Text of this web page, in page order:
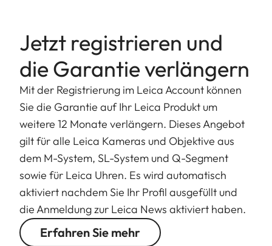
Jetzt registrieren und
die Garantie verlängern
Mit der Registrierung im Leica Account können
Sie die Garantie auf Ihr Leica Produkt um
weitere 12 Monate verlängern. Dieses Angebot
gilt für alle Leica Kameras und Objektive aus
dem M-System, SL-System und Q-Segment
sowie für Leica Uhren. Es wird automatisch
aktiviert nachdem Sie Ihr Profil ausgefüllt und
die Anmeldung zur Leica News aktiviert haben.
Erfahren Sie mehr